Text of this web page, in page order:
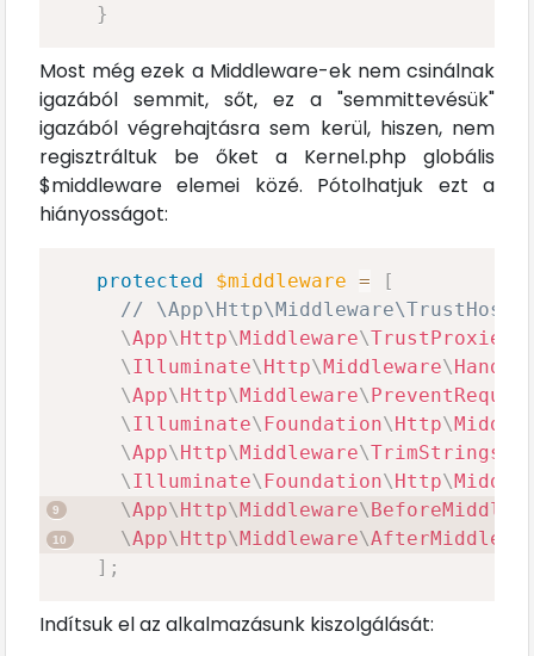
}
Most még ezek a Middleware-ek nem csinálnak
igazából semmit, sőt, ez a "semmittevésük"
igazából végrehajtásra sem kerül, hiszen, nem
regisztráltuk be őket a Kernel.php globális
$middleware elemei közé. Pótolhatjuk ezt a
hiányosságot:
protected $middleware =
[
//
\App\Http\Middleware\TrustProxies
\Illuminate\Http\Middleware\
\App\Http\Middleware\
\Illuminate\Foundation\Http\
\App\Http\Middleware\TrimStrings
\Illuminate\Foundation\Http\
\App\Http\Middleware\
\App\Http\Middleware\
] ;
Indítsuk el az alkalmazásunk kiszolgálását: